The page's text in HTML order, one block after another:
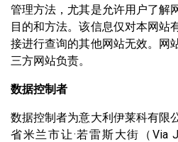
管理方法，尤其是允许用户了解
目的和方法。该信息仅对本网站
接进行查询的其他网站无效。网
三方网站负责。
数据控制者
数据控制者为意大利伊莱科有限
省米兰市让·若雷斯大街（Via